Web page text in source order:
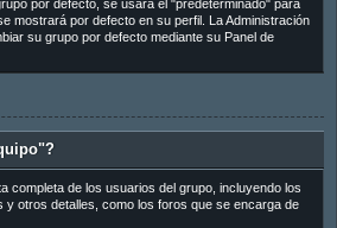
por defecto, se usará el "predeterminado" para
mostrará por defecto en su perfil. La Administración
su grupo por defecto mediante su Panel de
completa de los usuarios del grupo, incluyendo los
y otros detalles, como los foros que se encarga de